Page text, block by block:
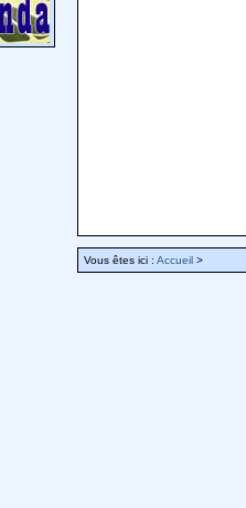
Vous êtes ici : Accueil >